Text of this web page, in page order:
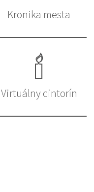
Kronika mesta
Virtuálny cintorín